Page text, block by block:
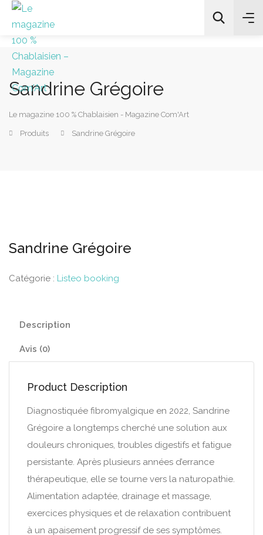
All Categories
Sandrine Grégoire
Le magazine 100 % Chablaisien - Magazine Com'Art
Produits Sandrine Grégoire
Sandrine Grégoire
Catégorie : Listeo booking
Description
Avis (0)
Product Description
Diagnostiquée fibromyalgique en 2022, Sandrine
Grégoire a longtemps cherché une solution aux
douleurs chroniques, troubles digestifs et fatigue
persistante. Après plusieurs années d’errance
thérapeutique, elle se tourne vers la naturopathie.
Alimentation adaptée, drainage et massage,
exercices physiques et de relaxation contribuent
à un apaisement progressif de ses symptômes.